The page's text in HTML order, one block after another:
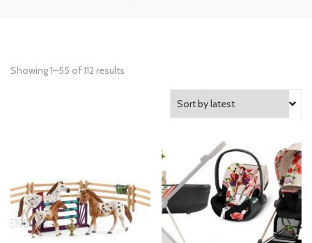
Showing 1–55 of 112 results